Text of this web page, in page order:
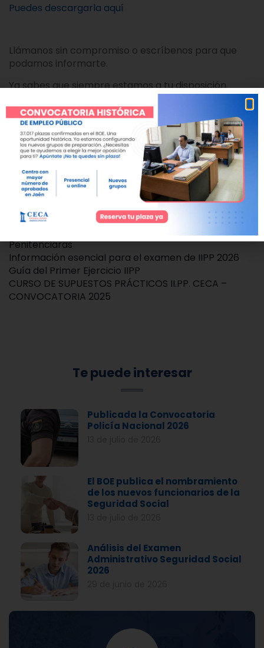
Puedes descargarla aquí
Llámanos sin compromiso o escríbenos para que
podamos informarte.
Ya sabes que siempre estamos a tu disposición.
💌 academiaceca.es
📞 953255850
Responsable del curso: Fran Galán (655 994 377)
Mas entradas sobre nuestra
Academia de
Oposiciones a Instituciones Penitenciarias
Convocatoria de Instituciones Penitenciarias 2026
Penitenciaras
Información esencial para el examen de IIPP 2026
Guía del Primer Ejercicio IIPP
CURSO DE SUPUESTOS PRÁCTICOS II.PP. CECA –
CONVOCATORIA 2025
Te puede interesar
Publicada la Convocatoria
Policía Nacional 2026
El BOE publica el nombramiento
de los nuevos funcionarios de la
Seguridad Social
Análisis del Examen
Administrativo Seguridad Social
2026